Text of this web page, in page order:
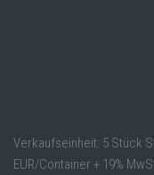
Verkaufseinheit: 5 Stück
EUR/Container + 19%